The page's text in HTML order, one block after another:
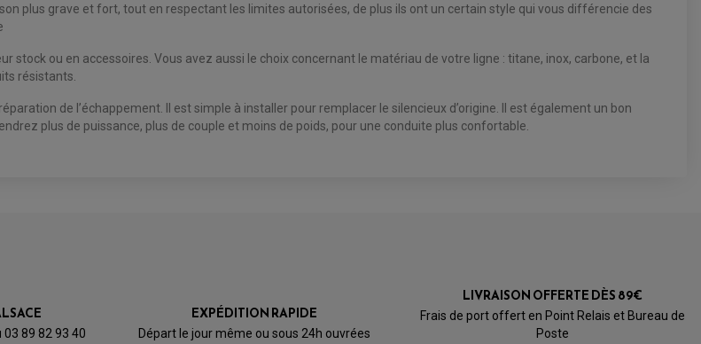
plus grave et fort, tout en respectant les limites autorisées, de plus ils ont un certain style qui vous différencie des
stock ou en accessoires. Vous avez aussi le choix concernant le matériau de votre ligne : titane, inox, carbone, et la
résistants.
de l’échappement. Il est simple à installer pour remplacer le silencieux d’origine. Il est également un bon
plus de puissance, plus de couple et moins de poids, pour une conduite plus confortable.
89 82 93 40
EXPÉDITION RAPIDE
Départ le jour même ou sous 24h ouvrées
LIVRAISON OFFERTE DÈS 89€
Frais de port offert en Point Relais et Bureau de
Poste